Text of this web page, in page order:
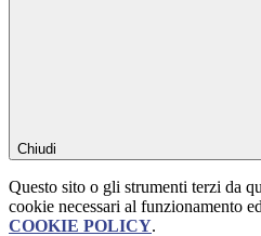
Chiudi
Questo sito o gli strumenti terzi da
cookie necessari al funzionamento
COOKIE POLICY.